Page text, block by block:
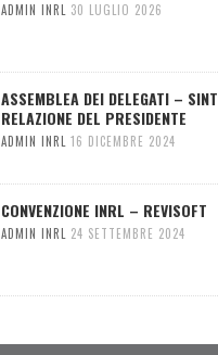
ADMIN INRL 30 LUGLIO 2026
ASSEMBLEA DEI DELEGATI –
RELAZIONE DEL PRESIDENTE
ADMIN INRL 16 DICEMBRE 2024
CONVENZIONE INRL – REVISOFT
ADMIN INRL 24 SETTEMBRE 2024